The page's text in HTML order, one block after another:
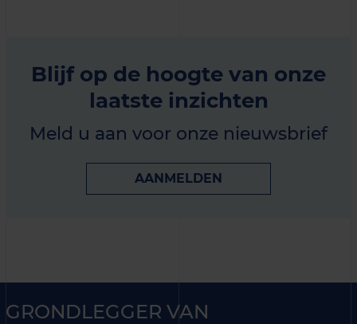
Blijf op de hoogte van onze
laatste inzichten
Meld u aan voor onze nieuwsbrief
AANMELDEN
GRONDLEGGER VAN